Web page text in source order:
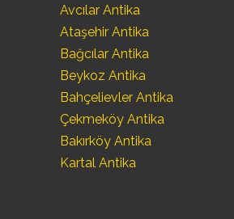
Avcılar Antika
Ataşehir Antika
Bağcılar Antika
Beykoz Antika
Bahçelievler Antika
Çekmeköy Antika
Bakırköy Antika
Kartal Antika